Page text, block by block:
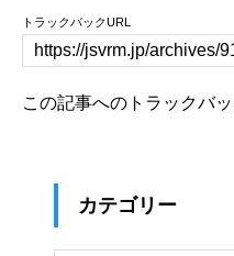
トラックバックURL
この記事へのトラックバ
カテゴリー